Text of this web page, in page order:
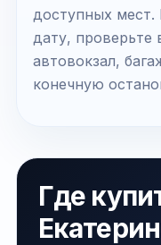
доступных мест.
дату, проверьте
автовокзал,
конечную
Где